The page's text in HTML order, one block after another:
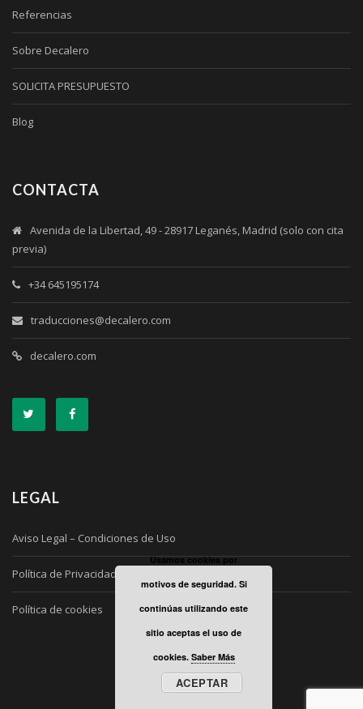
Referencias
Sobre Decalero
SOLICITA PRESUPUESTO
Blog
CONTACTA
Avenida de la Libertad, 49 - 28917 Leganés, Madrid (solo con cita
previa)
+34 645195174
traducciones@decalero.com
decalero.com
LEGAL
Aviso Legal – Condiciones de Uso
Política de Privacidad
Política de cookies
Usamos cookies por
motivos de seguridad. Si
continúas utilizando este
sitio aceptas el uso de
cookies. Saber Más
ACEPTAR